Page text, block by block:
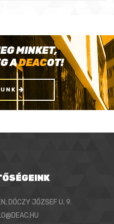
MINKET,
ADEACOT!
DÓCZY JÓZSEF U. 9.